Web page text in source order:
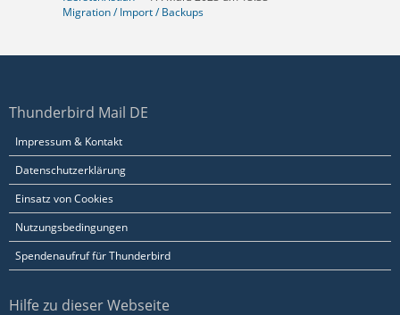
Migration / Import / Backups
Thunderbird Mail DE
Impressum & Kontakt
Datenschutzerklärung
Einsatz von Cookies
Nutzungsbedingungen
Spendenaufruf für Thunderbird
Hilfe zu dieser Webseite